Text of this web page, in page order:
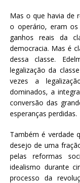
Mas o que havia de
o operário, eram os
ganhos reais da
democracia. Mas é
dessa classe.
legalização da
vezes a
dominados, a
conversão das
esperanças perdidas.
Também é verdade
desejo de uma
pelas reformas
idealismo durante
processo da